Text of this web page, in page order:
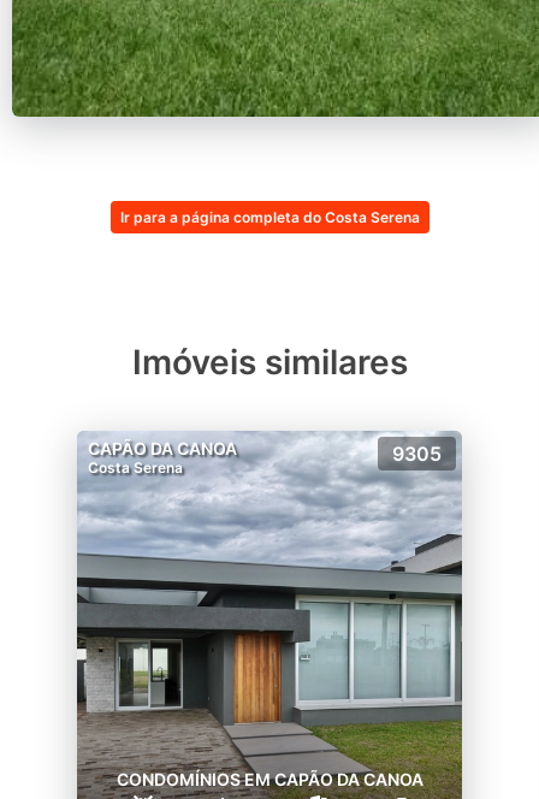
Ir para a página completa do Costa Serena
Imóveis similares
CAPÃO DA CANOA
Costa Serena
9305
CONDOMÍNIOS EM CAPÃO DA CANOA